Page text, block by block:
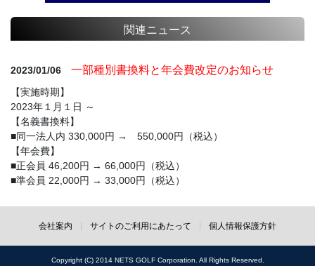
関連ニュース
2023/01/06 一部種別書換料と年会費改定のお知らせ
【実施時期】
2023年１月１日 ～
【名義書換料】
■同一法人内 330,000円 → 550,000円（税込）
【年会費】
■正会員 46,200円 → 66,000円（税込）
■準会員 22,000円 → 33,000円（税込）
会社案内 サイトのご利用にあたって 個人情報保護方針
Copyright (C) 2014 NETS GOLF Corporation. All Rights Reserved.